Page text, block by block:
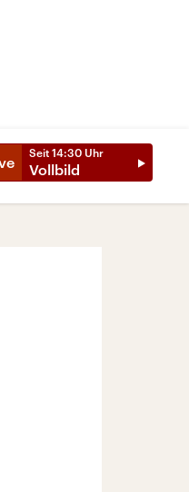
Seit 14:30 Uhr
Vollbild